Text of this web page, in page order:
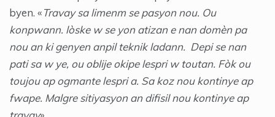
byen. «Travay sa limenm se pasyon nou. Ou
konpwann. lòske w se yon atizan e nan domèn pa
nou an ki genyen anpil teknik ladann. Depi se nan
pati sa w ye, ou oblije okipe lespri w toutan. Fòk ou
toujou ap ogmante lespri a. Sa koz nou kontinye ap
fwape. Malgre sitiyasyon an difisil nou kontinye ap